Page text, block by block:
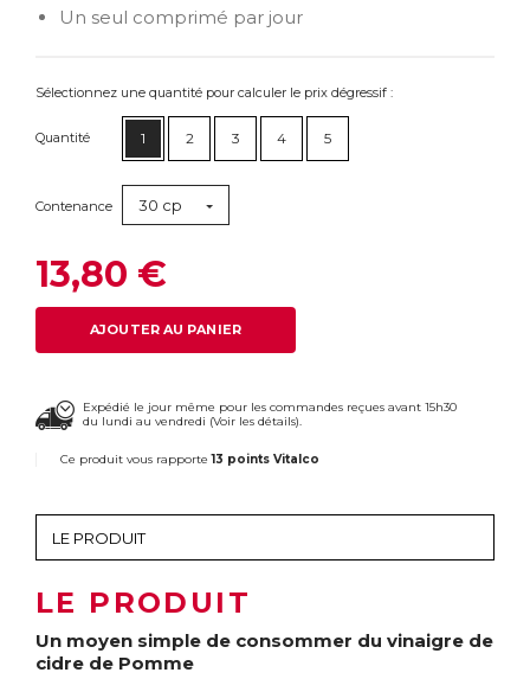
Un seul comprimé par jour
Sélectionnez une quantité pour calculer le prix dégressif :
Quantité 1 2 3 4 5
Contenance 30 cp
13,80 €
AJOUTER AU PANIER
Expédié le jour même pour les commandes reçues avant 15h30
du lundi au vendredi (Voir les détails).
Ce produit vous rapporte13 points Vitalco
LE PRODUIT
Un moyen simple de consommer du vinaigre de
cidre de Pomme